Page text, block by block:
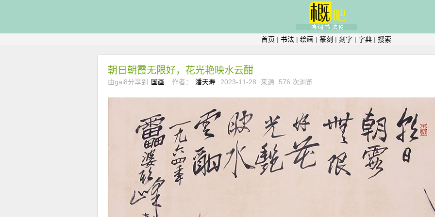
首页 | 书法 | 绘画 | 篆刻 | 刻字 | 字典 | 搜索
朝日朝霞无限好，花光艳映水云酣
由gai8分享到 国画 作者： 潘天寿 2023-11-28 来源 576 次浏览